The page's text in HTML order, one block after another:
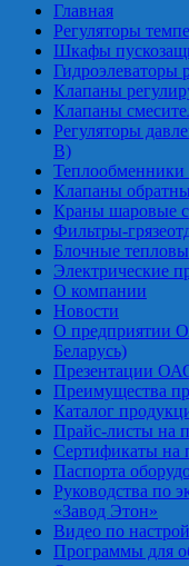
Главная
Регуляторы
Шкафы
Гидроэлеваторы
Клапаны
Клапаны
Регуляторы
В)
Клапаны
Краны шаровые
Фильтры-
Блочные
Электрические
О компании
Новости
О предприятии
Беларусь)
Презентации
Преимущества
Каталог
Прайс-листы на
Сертификаты на
Паспорта
Руководства по
«Завод Этон»
Видео по
Программы для